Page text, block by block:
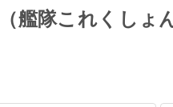
艦隊これくしょ